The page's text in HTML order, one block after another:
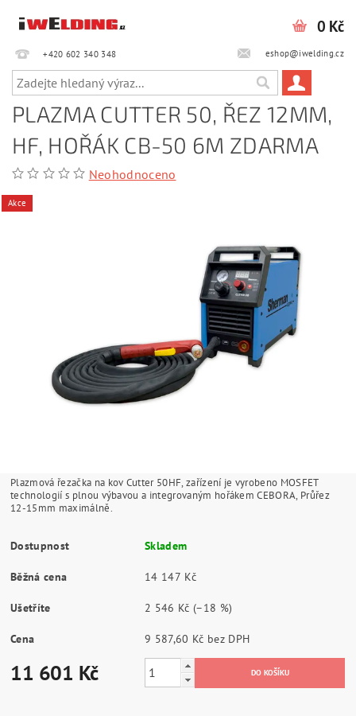
+420 602 340 348‎‎ eshop@iwelding.cz
0 Kč
PLAZMA CUTTER 50, ŘEZ 12MM,
HF, HOŘÁK CB-50 6M ZDARMA
Neohodnoceno
Akce
Plazmová řezačka na kov Cutter 50HF, zařízení je vyrobeno MOSFET
technologií s plnou výbavou a integrovaným hořákem CEBORA, Průřez
12-15mm maximálně.
Dostupnost Skladem
Běžná cena 14 147 Kč
Ušetříte 2 546 Kč (–18 %)
Cena 9 587,60 Kč bez DPH
11 601 Kč